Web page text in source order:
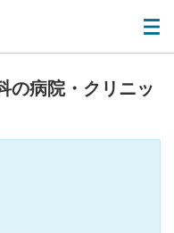
の病院・クリニッ